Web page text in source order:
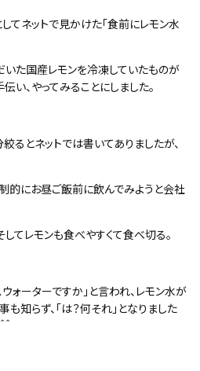
てネットで見かけた「食前にレモン水
た国産レモンを冷凍していたものが
い、やってみることにしました。
るとネットでは書いてありましたが、
的にお昼ご飯前に飲んでみようと会社
してレモンも食べやすくて食べ切る。
ォーターですか」と言われ、レモン水が
知らず、「は？何それ」となりました